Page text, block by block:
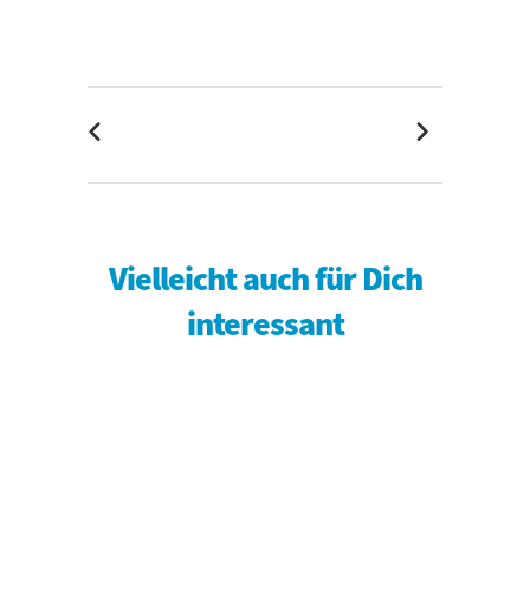
Vielleicht auch für Dich
interessant